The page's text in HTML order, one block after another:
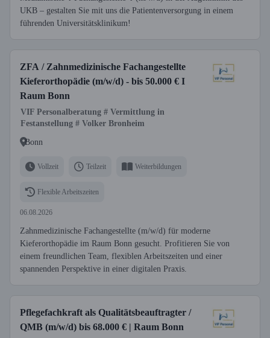
UKB – gestalten Sie mit uns die Patientenversorgung in einem
führenden Universitätsklinikum!
ZFA / Zahnmedizinische Fachangestellte
Kieferorthopädie (m/w/d) - bis 50.000 € I
Raum Bonn
VIF Personalberatung # Vermittlung in
Festanstellung # Volker Bronheim
Bonn
Vollzeit Teilzeit Weiterbildungen
Flexible Arbeitszeiten
06.08.2026
Zahnmedizinische Fachangestellte (m/w/d) für moderne
Kieferorthopädie im Raum Bonn gesucht. Profitieren Sie von
einem freundlichen Team, flexiblen Arbeitszeiten und einer
spannenden Perspektive in einer digitalen Praxis.
Pflegefachkraft als Qualitätsbeauftragter /
QMB (m/w/d) bis 68.000 € | Raum Bonn